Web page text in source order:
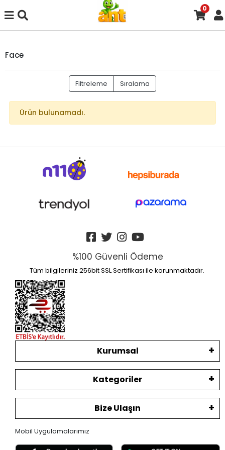
0
Face
Filtreleme Sıralama
Ürün bulunamadı.
%100 Güvenli Ödeme
Tüm bilgileriniz 256bit SSL Sertifikası ile korunmaktadır.
Kurumsal
Kategoriler
Bize Ulaşın
Mobil Uygulamalarımız